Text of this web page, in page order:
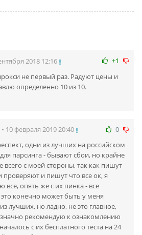
+1
2018 12:16
не первый раз. Радуют цены и
определенно 10 из 10.
0
• 10 февраля 2019 20:40
одни из лучших на российском
парсинга - бывают сбои, но крайне
всего с моей стороны, так как пишут
проверяют и пишут что все ок, я
все, опять же с их пинка - все
это конечно может быть у меня
лучших, но ладно, не это главное,
рекомендую к ознакомлению
с их бесплатного теста на 24